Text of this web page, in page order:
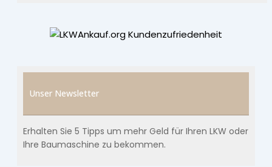
Unser Newsletter
Erhalten Sie 5 Tipps um mehr Geld für Ihren LKW oder
Ihre Baumaschine zu bekommen.